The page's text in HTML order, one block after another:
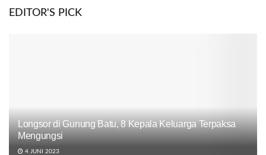
EDITOR'S PICK
Longsor di Gunung Batu, 8 Kepala Keluarga Terpaksa
Mengungsi
4 JUNI 2023